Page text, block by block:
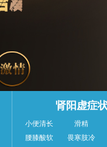
肾阳虚症
小便清长 滑精
腰膝酸软
畏寒肢冷